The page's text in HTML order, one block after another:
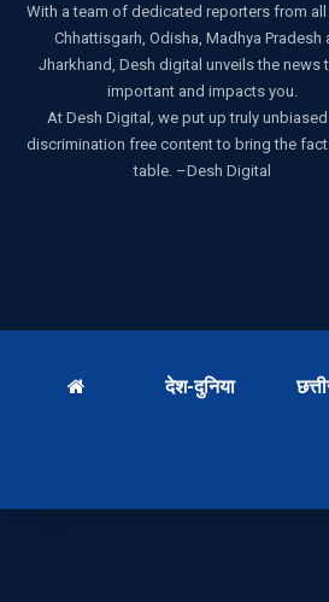
With a team of dedicated reporters from all
Chhattisgarh, Odisha, Madhya Pradesh
Jharkhand, Desh digital unveils the news
important and impacts you.
At Desh Digital, we put up truly unbiased
discrimination free content to bring the
table. –Desh Digital
देश-दुनिया